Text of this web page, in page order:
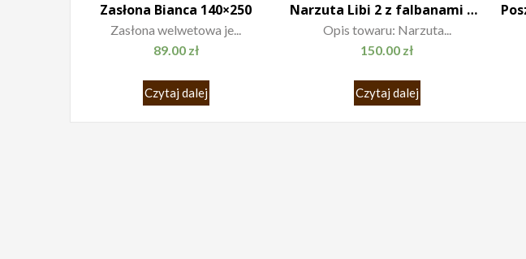
Zasłona Bianca 140×250
Zasłona welwetowa je...
89.00 zł
Czytaj dalej
Narzuta Libi 2 z falbanami brudny róż
Opis towaru: Narzuta...
150.00 zł
Czytaj dalej